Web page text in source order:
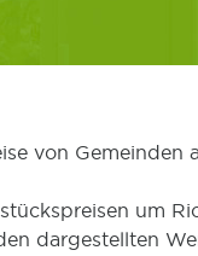
von Gemeinden
um
dargestellten